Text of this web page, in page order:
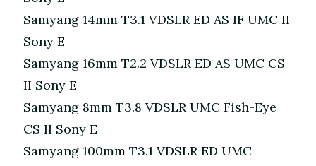
Samyang 14mm T3.1 VDSLR ED AS IF UMC II
Sony E
Samyang 16mm T2.2 VDSLR ED AS UMC CS
II Sony E
Samyang 8mm T3.8 VDSLR UMC Fish-Eye
CS II Sony E
Samyang 100mm T3.1 VDSLR ED UMC